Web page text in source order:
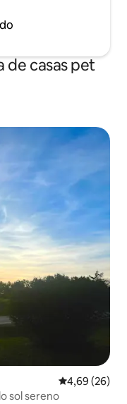
de casas pet
4,69 de uma
4,69 (26)
sol sereno